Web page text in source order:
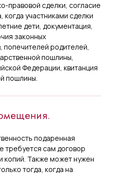
правовой сделки, согласие
когда участниками сделки
дети, документация,
законных
попечителей родителей,
пошлины,
Федерации, квитанция
пошлины.
подаренная
требуется сам договор
копий. Также может нужен
тогда, когда на